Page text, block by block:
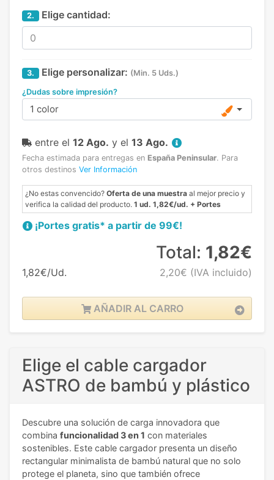
2. Elige cantidad:
3. Elige personalizar: (Min. 5 Uds.)
¿Dudas sobre impresión?
1 color
entre el 12 Ago. y el 13 Ago.
Fecha estimada para entregas en España Peninsular. Para
otros destinos Ver Información
¿No estas convencido? Oferta de una muestra al mejor precio y
verifica la calidad del producto. 1 ud. 1,82€/ud. + Portes
¡Portes gratis* a partir de 99€!
1,82€/Ud.
Total: 1,82€
2,20€ (IVA incluido)
AÑADIR AL CARRO
Elige el cable cargador
ASTRO de bambú y plástico
Descubre una solución de carga innovadora que
combina funcionalidad 3 en 1 con materiales
sostenibles. Este cable cargador presenta un diseño
rectangular minimalista de bambú natural que no solo
protege el planeta, sino que también ofrece